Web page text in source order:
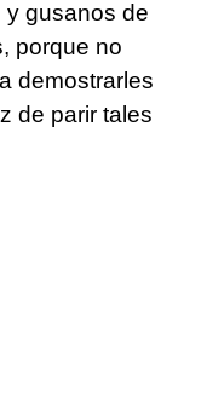
y gusanos de
porque no
demostrarles
de parir tales